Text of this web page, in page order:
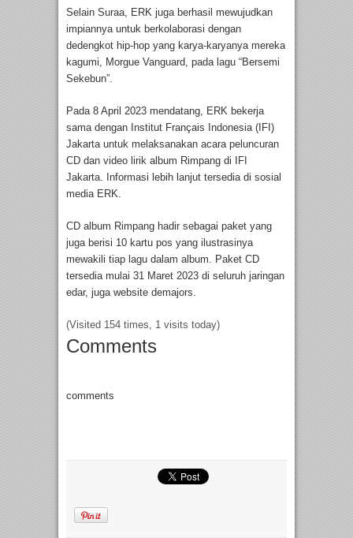
Selain Suraa, ERK juga berhasil mewujudkan
impiannya untuk berkolaborasi dengan
dedengkot hip-hop yang karya-karyanya mereka
kagumi, Morgue Vanguard, pada lagu “Bersemi
Sekebun”.
Pada 8 April 2023 mendatang, ERK bekerja
sama dengan Institut Français Indonesia (IFI)
Jakarta untuk melaksanakan acara peluncuran
CD dan video lirik album Rimpang di IFI
Jakarta. Informasi lebih lanjut tersedia di sosial
media ERK.
CD album Rimpang hadir sebagai paket yang
juga berisi 10 kartu pos yang ilustrasinya
mewakili tiap lagu dalam album. Paket CD
tersedia mulai 31 Maret 2023 di seluruh jaringan
edar, juga website demajors.
(Visited 154 times, 1 visits today)
Comments
comments